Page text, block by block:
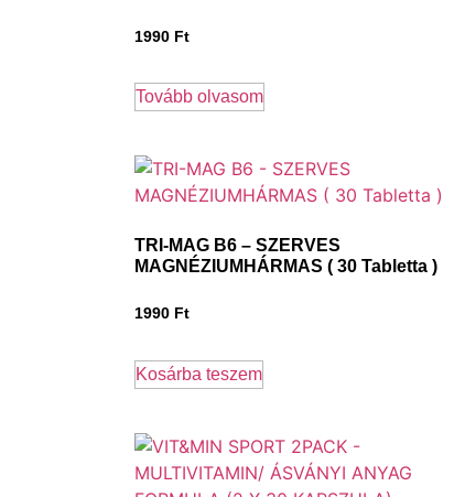
1990 Ft
Tovább olvasom
TRI-MAG B6 – SZERVES
MAGNÉZIUMHÁRMAS ( 30 Tabletta )
1990 Ft
Kosárba teszem